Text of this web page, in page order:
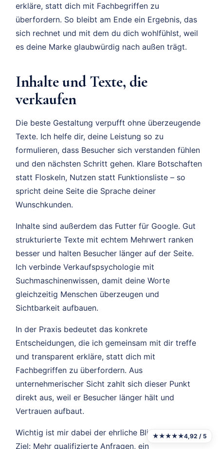
erkläre, statt dich mit Fachbegriffen zu
überfordern. So bleibt am Ende ein Ergebnis, das
sich rechnet und mit dem du dich wohlfühlst, weil
es deine Marke glaubwürdig nach außen trägt.
Inhalte und Texte, die
verkaufen
Die beste Gestaltung verpufft ohne überzeugende
Texte. Ich helfe dir, deine Leistung so zu
formulieren, dass Besucher sich verstanden fühlen
und den nächsten Schritt gehen. Klare Botschaften
statt Floskeln, Nutzen statt Funktionsliste – so
spricht deine Seite die Sprache deiner
Wunschkunden.
Inhalte sind außerdem das Futter für Google. Gut
strukturierte Texte mit echtem Mehrwert ranken
besser und halten Besucher länger auf der Seite.
Ich verbinde Verkaufspsychologie mit
Suchmaschinenwissen, damit deine Worte
gleichzeitig Menschen überzeugen und
Sichtbarkeit aufbauen.
In der Praxis bedeutet das konkrete
Entscheidungen, die ich gemeinsam mit dir treffe
und transparent erkläre, statt dich mit
Fachbegriffen zu überfordern. Aus
unternehmerischer Sicht zahlt sich dieser Punkt
direkt aus, weil er Besucher länger hält und
Vertrauen aufbaut.
Wichtig ist mir dabei der ehrliche Blick auf dein
Ziel: Mehr qualifizierte Anfragen, ein
★★★★★4,92 / 5